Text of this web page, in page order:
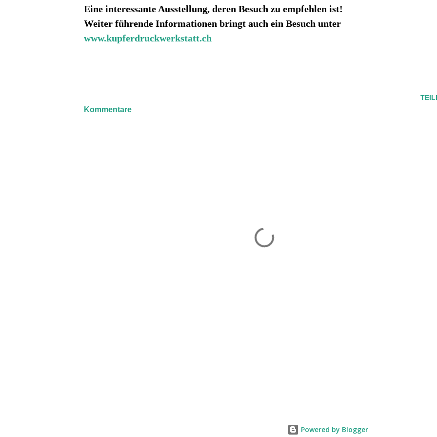
Eine interessante Ausstellung, deren Besuch zu empfehlen ist!
Weiter führende Informationen bringt auch ein Besuch unter
www.kupferdruckwerkstatt.ch
Kommentare
Powered by Blogger